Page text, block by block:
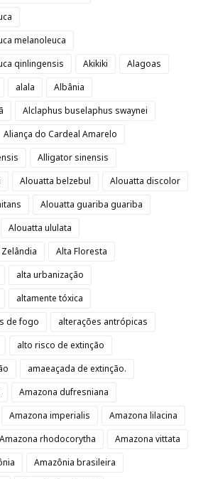
melanoleuca
qinlingensis
Akikiki
Alagoas
alala
Albânia
Alclaphus buselaphus swaynei
Aliança do Cardeal Amarelo
Alligator sinensis
Alouatta belzebul
Alouatta discolor
Alouatta guariba guariba
Alouatta ululata
Alta Floresta
alta urbanização
altamente tóxica
de fogo
alterações antrópicas
alto risco de extinção
amaeaçada de extinção.
Amazona dufresniana
Amazona imperialis
Amazona lilacina
Amazona rhodocorytha
Amazona vittata
Amazônia brasileira